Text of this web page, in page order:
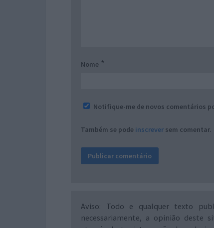
Nome *
Notifique-me de novos comentários
Também se pode inscrever sem comentar.
Aviso: Todo e qualquer texto
necessariamente, a opinião deste